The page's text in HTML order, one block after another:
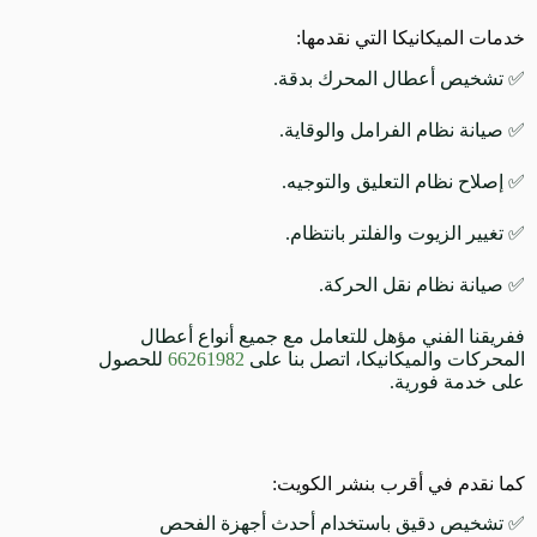
خدمات الميكانيكا التي نقدمها:
✅ تشخيص أعطال المحرك بدقة.
✅ صيانة نظام الفرامل والوقاية.
✅ إصلاح نظام التعليق والتوجيه.
✅ تغيير الزيوت والفلتر بانتظام.
✅ صيانة نظام نقل الحركة.
ففريقنا الفني مؤهل للتعامل مع جميع أنواع أعطال
المحركات والميكانيكا، اتصل بنا على 66261982 للحصول
على خدمة فورية.
كما نقدم في أقرب بنشر الكويت:
✅ تشخيص دقيق باستخدام أحدث أجهزة الفحص